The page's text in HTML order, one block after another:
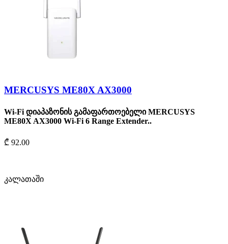
MERCUSYS ME80X AX3000
Wi-Fi დიაპაზონის გამაფართოებელი MERCUSYS
ME80X AX3000 Wi-Fi 6 Range Extender..
₾ 92.00
კალათაში